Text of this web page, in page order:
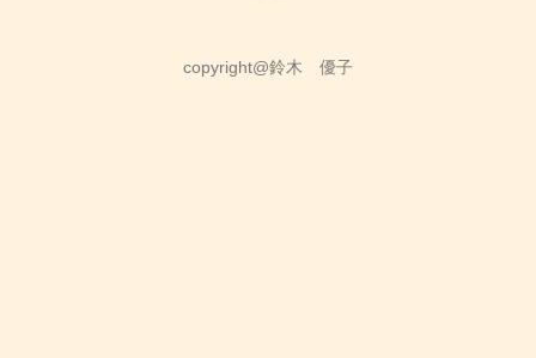
copyright@鈴木 優子